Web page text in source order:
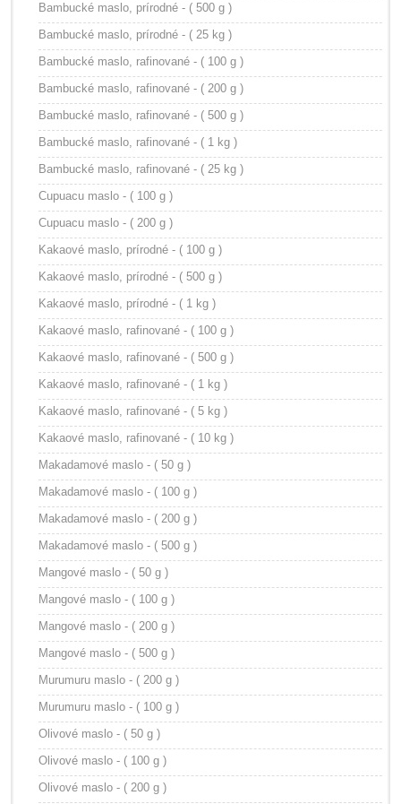
Bambucké maslo, prírodné - ( 500 g )
Bambucké maslo, prírodné - ( 25 kg )
Bambucké maslo, rafinované - ( 100 g )
Bambucké maslo, rafinované - ( 200 g )
Bambucké maslo, rafinované - ( 500 g )
Bambucké maslo, rafinované - ( 1 kg )
Bambucké maslo, rafinované - ( 25 kg )
Cupuacu maslo - ( 100 g )
Cupuacu maslo - ( 200 g )
Kakaové maslo, prírodné - ( 100 g )
Kakaové maslo, prírodné - ( 500 g )
Kakaové maslo, prírodné - ( 1 kg )
Kakaové maslo, rafinované - ( 100 g )
Kakaové maslo, rafinované - ( 500 g )
Kakaové maslo, rafinované - ( 1 kg )
Kakaové maslo, rafinované - ( 5 kg )
Kakaové maslo, rafinované - ( 10 kg )
Makadamové maslo - ( 50 g )
Makadamové maslo - ( 100 g )
Makadamové maslo - ( 200 g )
Makadamové maslo - ( 500 g )
Mangové maslo - ( 50 g )
Mangové maslo - ( 100 g )
Mangové maslo - ( 200 g )
Mangové maslo - ( 500 g )
Murumuru maslo - ( 200 g )
Murumuru maslo - ( 100 g )
Olivové maslo - ( 50 g )
Olivové maslo - ( 100 g )
Olivové maslo - ( 200 g )